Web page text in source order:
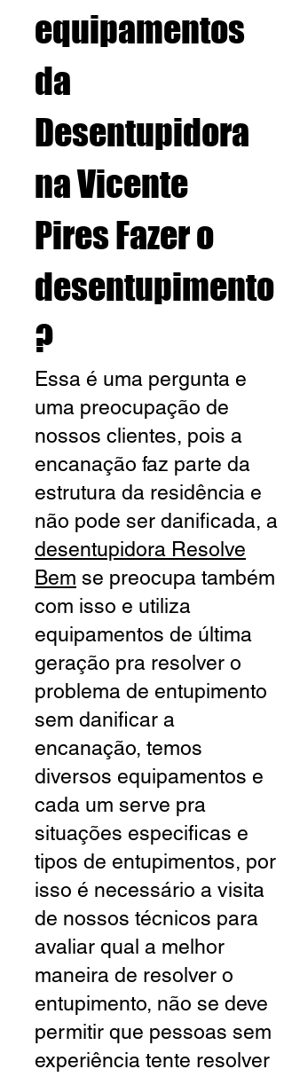
equipamentos
da
Desentupidora
na Vicente
PiresFazer o
desentupimento
?
Essa é uma pergunta e
uma preocupação de
nossos clientes, pois a
encanação faz parte da
estrutura da residência e
não pode ser danificada, a
desentupidora Resolve
Bem se preocupa também
com isso e utiliza
equipamentos de última
geração pra resolver o
problema de entupimento
sem danificar a
encanação, temos
diversos equipamentos e
cada um serve pra
situações especificas e
tipos de entupimentos, por
isso é necessário a visita
de nossos técnicos para
avaliar qual a melhor
maneira de resolver o
entupimento, não se deve
permitir que pessoas sem
experiência tente resolver